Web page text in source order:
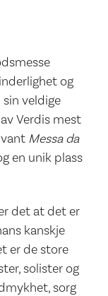
og
veldige
Verdis mest
Messa da
en unik plass
det at det er
kanskje
er de store
solister og
sorg